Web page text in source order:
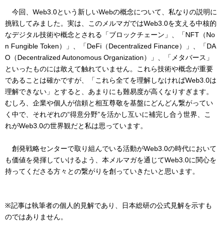
今回、Web3.0という新しいWebの概念について、私なりの説明に
挑戦してみました。実は、このメルマガではWeb3.0を支える中核的
なデジタル技術や概念とされる「ブロックチェーン」、「NFT（No
n Fungible Token）」、「DeFi（Decentralized Finance）」、「DA
O（Decentralized Autonomous Organization）」、「メタバース」
といったものには敢えて触れていません。これら技術や概念が重要
であることは確かですが、「これら全てを理解しなければWeb3.0は
理解できない」とすると、あまりにも難易度が高くなりすぎます。
むしろ、企業や個人が信頼と相互尊敬を基盤にどんどん繋がってい
く中で、それぞれの“得意分野”を活かし互いに補完し合う世界、こ
れがWeb3.0の世界観だと私は思っています。
創発戦略センターで取り組んでいる活動がWeb3.0の時代において
も価値を発揮していけるよう、本メルマガを通じてWeb3.0に関心を
持ってくださる方々との繋がりを創っていきたいと思います。
※記事は執筆者の個人的見解であり、日本総研の公式見解を示すも
のではありません。